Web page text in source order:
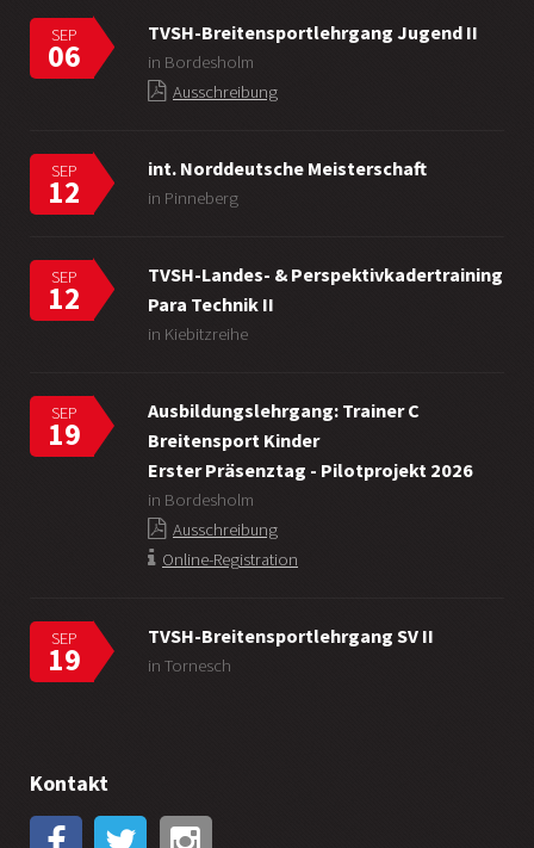
SEP
06
TVSH-Breitensportlehrgang Jugend II
in Bordesholm
Ausschreibung
SEP
12
int. Norddeutsche Meisterschaft
in Pinneberg
SEP
12
TVSH-Landes- & Perspektivkadertraining
Para Technik II
in Kiebitzreihe
SEP
19
Ausbildungslehrgang: Trainer C
Breitensport Kinder
Erster Präsenztag - Pilotprojekt 2026
in Bordesholm
Ausschreibung
Online-Registration
SEP
19
TVSH-Breitensportlehrgang SV II
in Tornesch
Kontakt